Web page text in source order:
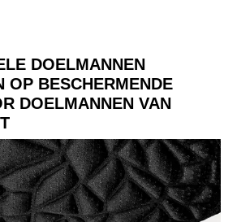
DOELMANNEN
OP BESCHERMENDE
DOELMANNEN VAN